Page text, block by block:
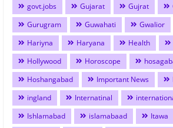
govt.jobs
Gujarat Gujrat
Gurugram
Guwahati Gwalior
Hariyna
Haryana Health
Hollywood
Horoscope
Hoshangabad
Important News
ingland
Internatinal
Ishlamabad
islamabaad Itawa